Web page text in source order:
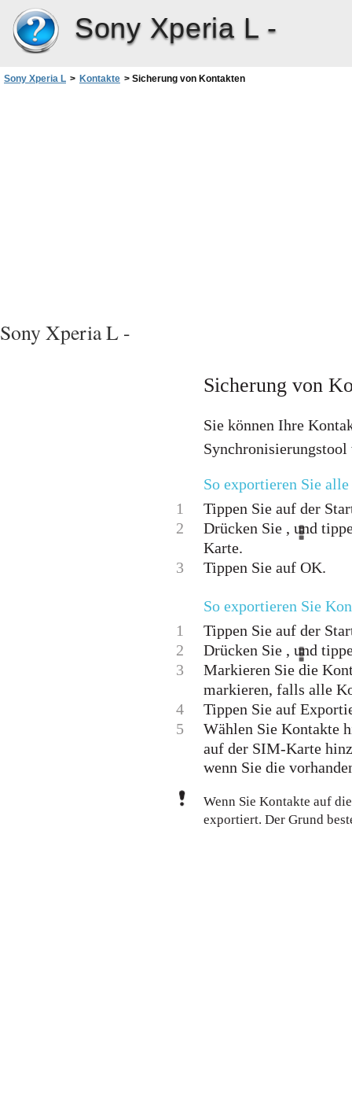
Sony Xperia L -
Sony Xperia L > Kontakte > Sicherung von Kontakten
Sony Xperia L -
Sicherung von
Sie können Ihre
So exportieren Sie
1
Tippen Sie auf der
2
Drücken Sie , und
Karte.
3
Tippen Sie auf OK.
So exportieren Sie
1
Tippen Sie auf der
2
Drücken Sie , und
3
Markieren Sie die
markieren, falls alle
4
Tippen Sie auf
5
Wählen Sie Kontakte
auf der SIM-Karte
wenn Sie die
Wenn Sie Kontakte auf
exportiert. Der Grund